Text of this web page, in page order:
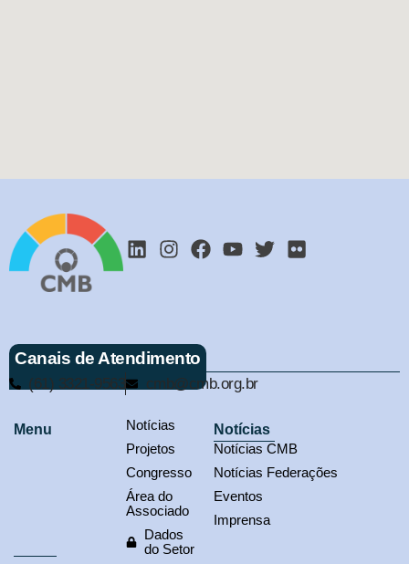
Canais de Atendimento
(61) 3321-9563 cmb@cmb.org.br
Menu
Notícias
Projetos
Congresso
Área do
Associado
Dados
do Setor
Notícias
Notícias CMB
Notícias Federações
Eventos
Imprensa